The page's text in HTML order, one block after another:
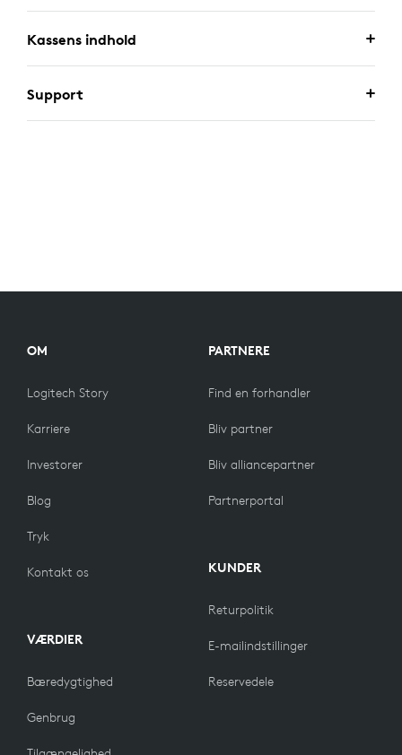
Kassens indhold
Support
OM
Logitech Story
Karriere
Investorer
Blog
Tryk
Kontakt os
VÆRDIER
Bæredygtighed
Genbrug
PARTNERE
Find en forhandler
Bliv partner
Bliv alliancepartner
Partnerportal
KUNDER
Returpolitik
E-mailindstillinger
Reservedele